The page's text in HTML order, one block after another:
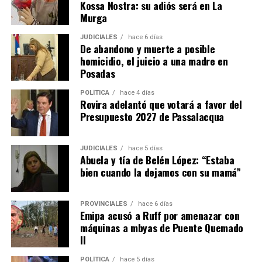
propietario puede iniciar la acción de desalojo que se
efectuará en un plazo de 10 días hábiles.
– El propietario no puede negarse a recibir las llaves ni
poner condiciones para aceptarlas, aunque puede dejar
asentado por escrito que quedan deudas pendientes por
reclamar después.
– En el caso de que hayamenores o adultos en
situación de desamparado,
intervención obligatoria a los organismos de protección
locales y al Ministerio Público Tutelar.
Expropiaciones
– La declaración de utilidad pública se deberá aplicar de
manera restrictiva declaración de “utilidad pública”
deberá interpretarse de manera restrictiva.
Kossa Nostra: su adiós será en La
Murga
JUDICIALES hace 6 días
De abandono y muerte a posible
homicidio, el juicio a una madre en
Posadas
POLÍTICA hace 4 días
Rovira adelantó que votará a favor del
Presupuesto 2027 de Passalacqua
JUDICIALES hace 5 días
Abuela y tía de Belén López: “Estaba
bien cuando la dejamos con su mamá”
PROVINCIALES hace 6 días
Emipa acusó a Ruff por amenazar con
máquinas a mbyas de Puente Quemado
II
POLÍTICA hace 5 días